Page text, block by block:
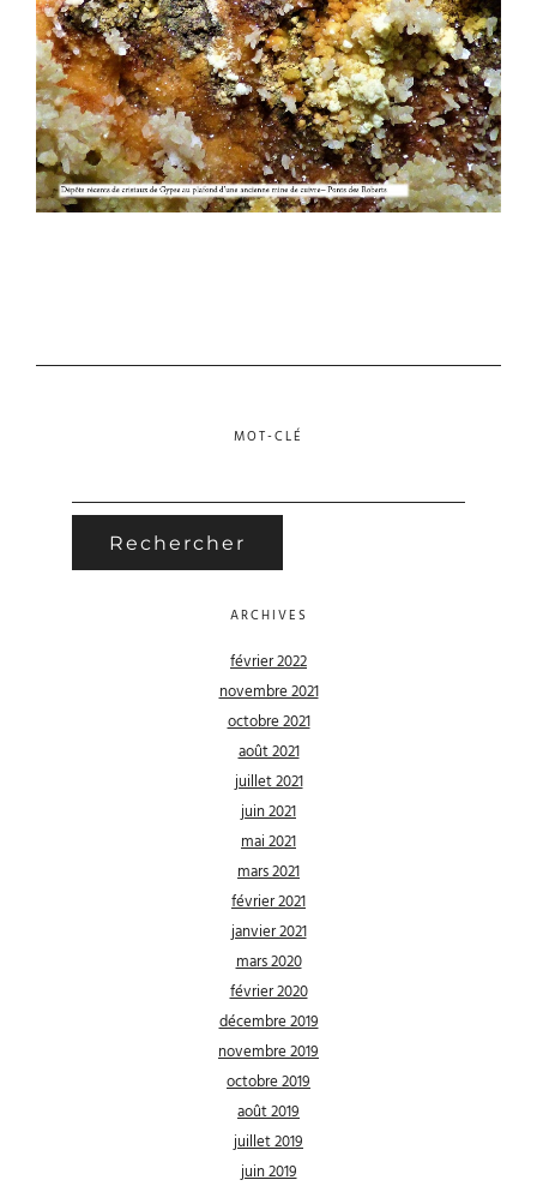
MOT-CLÉ
ARCHIVES
février 2022
novembre 2021
octobre 2021
août 2021
juillet 2021
juin 2021
mai 2021
mars 2021
février 2021
janvier 2021
mars 2020
février 2020
décembre 2019
novembre 2019
octobre 2019
août 2019
juillet 2019
juin 2019